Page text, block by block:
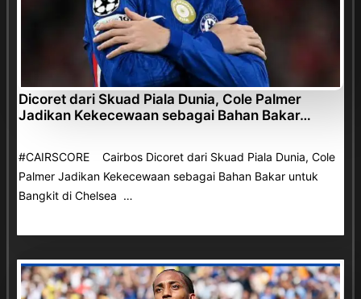
Dicoret dari Skuad Piala Dunia, Cole Palmer
Jadikan Kekecewaan sebagai Bahan Bakar…
#CAIRSCORE Cairbos Dicoret dari Skuad Piala Dunia, Cole
Palmer Jadikan Kekecewaan sebagai Bahan Bakar untuk
Bangkit di Chelsea …